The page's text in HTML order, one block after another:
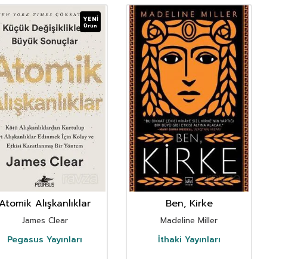
YENI
Ürün
Alışkanlıklar
James Clear
Pegasus Yayınları
Ben, Kirke
Madeline Miller
İthaki Yayınları